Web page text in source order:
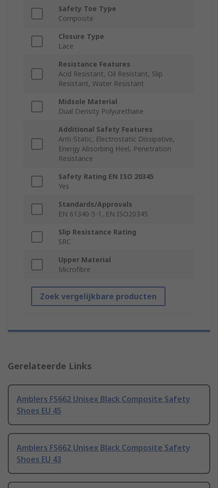
Safety Toe Type
Composite
Closure Type
Lace
Resistance Features
Acid Resistant, Oil Resistant, Slip
Resistant, Water Resistant
Midsole Material
Dual Density Polyurethane
Additional Safety Features
Anti-Static, Electrostatic Dissipative,
Energy Absorbing Heel, Penetration
Resistance
Safety Rating EN ISO 20345
Yes
Standards/Approvals
EN 61340-5-1, EN ISO20345
Slip Resistance Rating
SRC
Upper Material
Microfibre
Zoek vergelijkbare producten
Gerelateerde Links
Amblers FS662 Unisex Black Composite Safety
Shoes EU 45
Amblers FS662 Unisex Black Composite Safety
Shoes EU 43